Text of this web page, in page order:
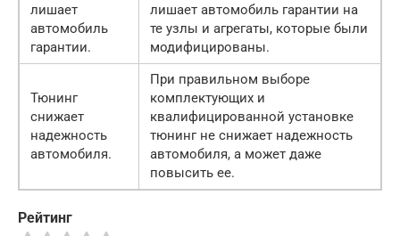
лишает
автомобиль
гарантии.
лишает автомобиль гарантии на
те узлы и агрегаты, которые были
модифицированы.
Тюнинг
снижает
надежность
автомобиля.
При правильном выборе
комплектующих и
квалифицированной установке
тюнинг не снижает надежность
автомобиля, а может даже
повысить ее.
Рейтинг